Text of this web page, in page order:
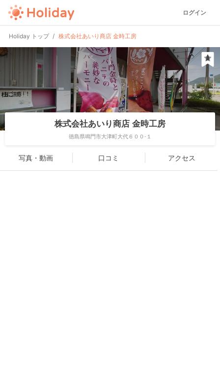
ログイン
Holiday トップ 株式会社あいり商店 金時工房
株式会社あいり商店 金時工房
徳島県鳴門市大津町大代６００-１
写真・動画 口コミ アクセス